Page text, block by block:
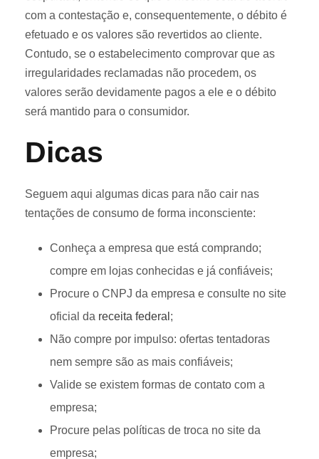
com a contestação e, consequentemente, o débito é
efetuado e os valores são revertidos ao cliente.
Contudo, se o estabelecimento comprovar que as
irregularidades reclamadas não procedem, os
valores serão devidamente pagos a ele e o débito
será mantido para o consumidor.
Dicas
Seguem aqui algumas dicas para não cair nas
tentações de consumo de forma inconsciente:
Conheça a empresa que está comprando;
compre em lojas conhecidas e já confiáveis;
Procure o CNPJ da empresa e consulte no site
oficial da receita federal ;
Não compre por impulso: ofertas tentadoras
nem sempre são as mais confiáveis;
Valide se existem formas de contato com a
empresa;
Procure pelas políticas de troca no site da
empresa;